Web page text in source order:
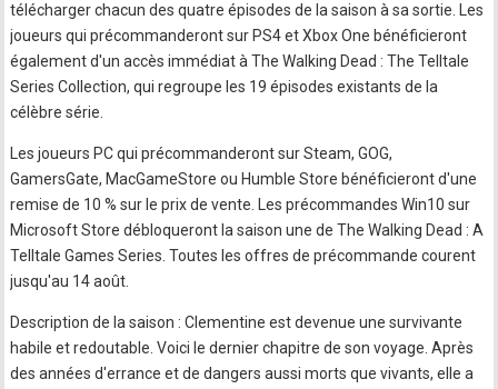
télécharger chacun des quatre épisodes de la saison à sa sortie. Les
joueurs qui précommanderont sur PS4 et Xbox One bénéficieront
également d'un accès immédiat à The Walking Dead : The Telltale
Series Collection, qui regroupe les 19 épisodes existants de la
célèbre série.
Les joueurs PC qui précommanderont sur Steam, GOG,
GamersGate, MacGameStore ou Humble Store bénéficieront d'une
remise de 10 % sur le prix de vente. Les précommandes Win10 sur
Microsoft Store débloqueront la saison une de The Walking Dead : A
Telltale Games Series. Toutes les offres de précommande courent
jusqu'au 14 août.
Description de la saison : Clementine est devenue une survivante
habile et redoutable. Voici le dernier chapitre de son voyage. Après
des années d'errance et de dangers aussi morts que vivants, elle a